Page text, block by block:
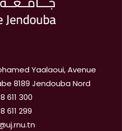
Yaalaoui, Avenue
8189 Jendouba Nord
611 300
611 299